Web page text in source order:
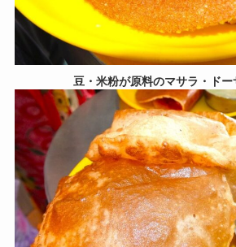
豆・米粉が原料のマサラ・ド